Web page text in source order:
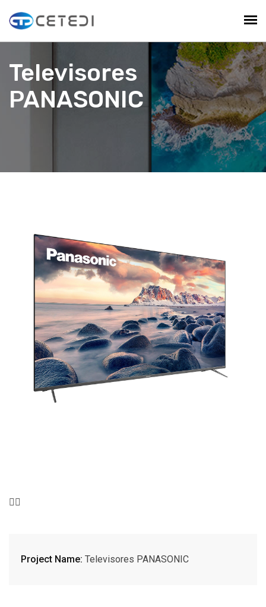
Televisores
PANASONIC
Project Name: Televisores PANASONIC